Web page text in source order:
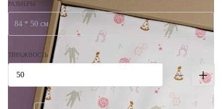
РАЗМЕРЫ
84 * 50 см
ТИРАЖНОСТЬ